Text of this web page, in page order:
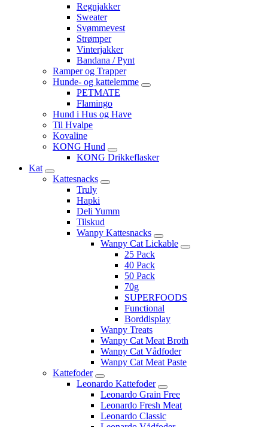
Regnjakker
Sweater
Svømmevest
Strømper
Vinterjakker
Bandana / Pynt
Ramper og Trapper
Hunde- og kattelemme
PETMATE
Flamingo
Hund i Hus og Have
Til Hvalpe
Kovaline
KONG Hund
KONG Drikkeflasker
Kat
Kattesnacks
Truly
Hapki
Deli Yumm
Tilskud
Wanpy Kattesnacks
Wanpy Cat Lickable
25 Pack
40 Pack
50 Pack
70g
SUPERFOODS
Functional
Borddisplay
Wanpy Treats
Wanpy Cat Meat Broth
Wanpy Cat Vådfoder
Wanpy Cat Meat Paste
Kattefoder
Leonardo Kattefoder
Leonardo Grain Free
Leonardo Fresh Meat
Leonardo Classic